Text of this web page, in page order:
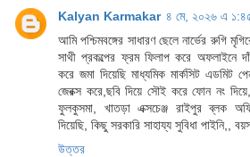
Kalyan Karmakar ৪ মে, ২০২৬ এ
আমি পশ্চিমবঙ্গের সাধারণ ছেলে নার্ভের রুগি
সাথী প্রকল্পের ফ্রম ফিলাপ করে অফলাইনে
করে জমা দিয়েছি মাধ্যমিক মার্কসিট এডমিট
জেরক্স করে,ছবি দিয়ে সৌই করে ফোন নং
ফুলকুসমা, খাতড়া এক্সচেঞ্জ রাইপুর ব্লক
দিয়েছি, কিছু সরকারি সাহায্য সুবিধা পাইনি,,
উত্তর